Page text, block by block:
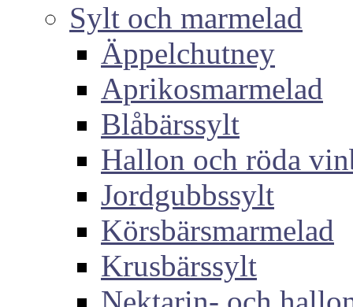
Sylt och marmelad
Äppelchutney
Aprikosmarmelad
Blåbärssylt
Hallon och röda
Jordgubbssylt
Körsbärsmarmelad
Krusbärssylt